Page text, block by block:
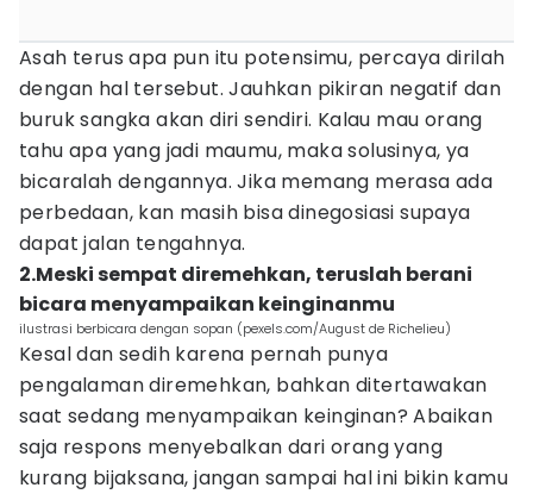
Asah terus apa pun itu potensimu, percaya dirilah
dengan hal tersebut. Jauhkan pikiran negatif dan
buruk sangka akan diri sendiri. Kalau mau orang
tahu apa yang jadi maumu, maka solusinya, ya
bicaralah dengannya. Jika memang merasa ada
perbedaan, kan masih bisa dinegosiasi supaya
dapat jalan tengahnya.
2.Meski sempat diremehkan, teruslah berani
bicara menyampaikan keinginanmu
ilustrasi berbicara dengan sopan (pexels.com/August de Richelieu)
Kesal dan sedih karena pernah punya
pengalaman diremehkan, bahkan ditertawakan
saat sedang menyampaikan keinginan? Abaikan
saja respons menyebalkan dari orang yang
kurang bijaksana, jangan sampai hal ini bikin kamu